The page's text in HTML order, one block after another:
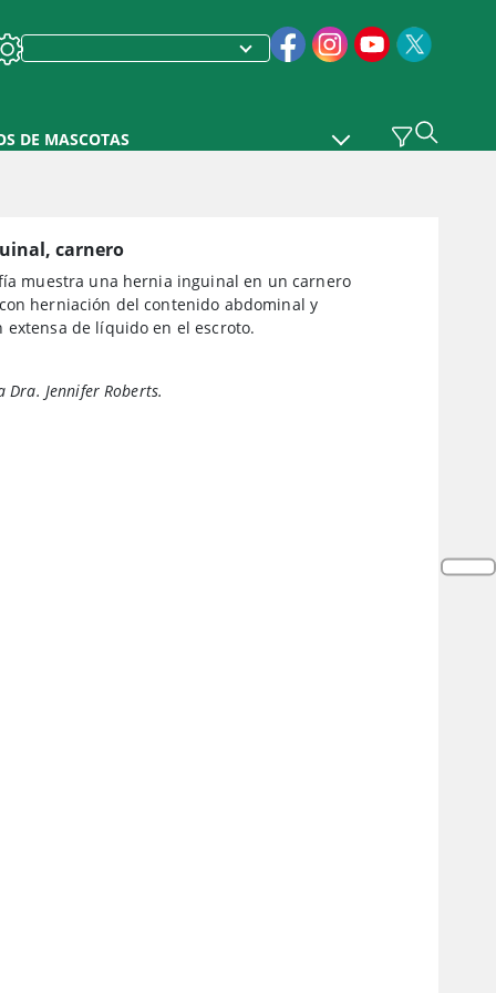
DE MASCOTAS
carnero
muestra una hernia inguinal en un carnero
herniación del contenido abdominal y
extensa de líquido en el escroto.
Dra. Jennifer Roberts.